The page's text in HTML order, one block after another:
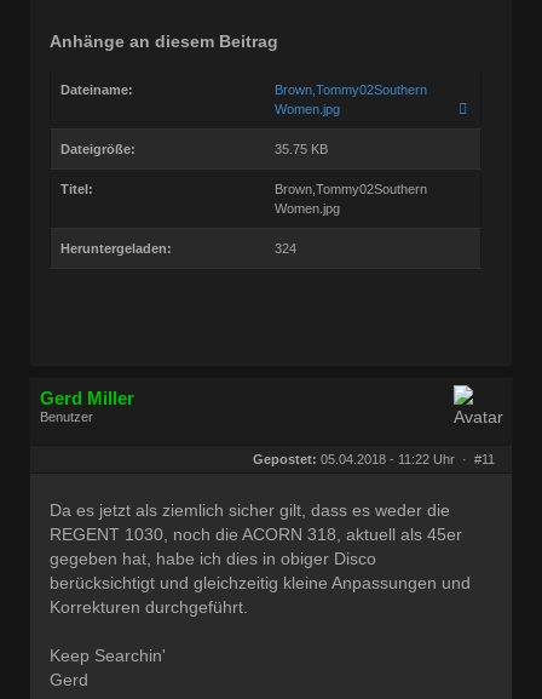
Anhänge an diesem Beitrag
Dateiname:
Brown,Tommy02Southern
Women.jpg
Dateigröße: 35.75 KB
Titel:
Brown,Tommy02Southern
Women.jpg
Heruntergeladen: 324
Gerd Miller
Benutzer
Gepostet: 05.04.2018 - 11:22 Uhr · #11
Da es jetzt als ziemlich sicher gilt, dass es weder die
REGENT 1030, noch die ACORN 318, aktuell als 45er
gegeben hat, habe ich dies in obiger Disco
berücksichtigt und gleichzeitig kleine Anpassungen und
Korrekturen durchgeführt.
Keep Searchin'
Gerd